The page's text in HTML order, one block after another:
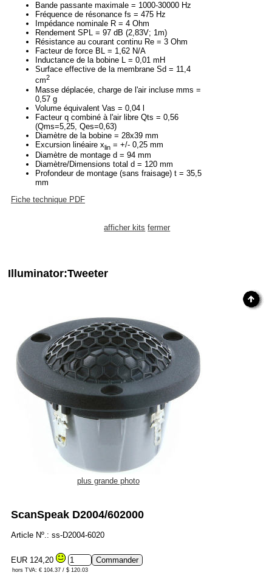
Bande passante maximale = 1000-30000 Hz
Fréquence de résonance fs = 475 Hz
Impédance nominale R = 4 Ohm
Rendement SPL = 97 dB (2,83V; 1m)
Résistance au courant continu Re = 3 Ohm
Facteur de force BL = 1,62 N/A
Inductance de la bobine L = 0,01 mH
Surface effective de la membrane Sd = 11,4
cm2
Masse déplacée, charge de l'air incluse mms =
0,57 g
Volume équivalent Vas = 0,04 l
Facteur q combiné à l'air libre Qts = 0,56
(Qms=5,25, Qes=0,63)
Diamètre de la bobine = 28x39 mm
Excursion linéaire xlin = +/- 0,25 mm
Diamètre de montage d = 94 mm
Diamètre/Dimensions total d = 120 mm
Profondeur de montage (sans fraisage) t = 35,5
mm
Fiche technique PDF
afficher kits fermer
Illuminator:Tweeter
plus grande photo
ScanSpeak D2004/602000
Article Nº.: ss-D2004-6020
EUR 124,20
hors TVA: € 104.37 / $ 120.03